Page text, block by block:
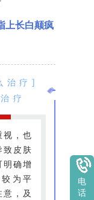
上长白颠疯
治疗]
疗
，也
皮肤
明确增
为平
，及
电
话